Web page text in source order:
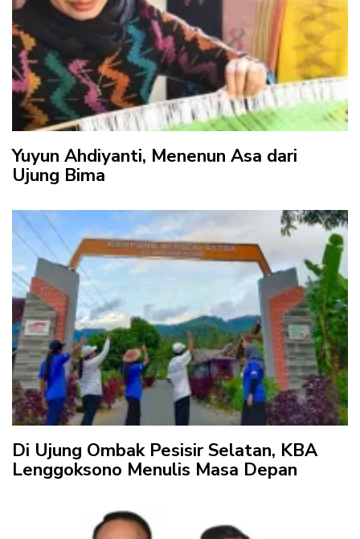
Yuyun Ahdiyanti, Menenun Asa dari
Ujung Bima
Di Ujung Ombak Pesisir Selatan, KBA
Lenggoksono Menulis Masa Depan